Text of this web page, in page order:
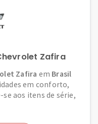
Zafira
Zafira em Brasil
em conforto,
aos itens de série,